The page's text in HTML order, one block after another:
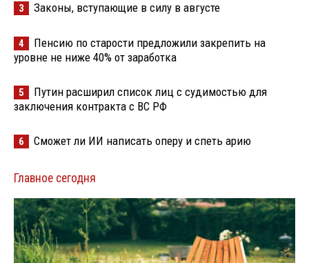
3 Законы, вступающие в силу в августе
4
Пенсию по старости предложили закрепить на
уровне не ниже 40% от заработка
5
Путин расширил список лиц с судимостью для
заключения контракта с ВС РФ
6 Сможет ли ИИ написать оперу и спеть арию
Главное сегодня